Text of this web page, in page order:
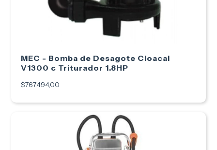
MEC - Bomba de Desagote Cloacal
V1300 c Triturador 1.8HP
$767.494,00